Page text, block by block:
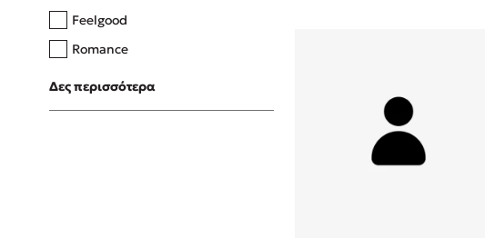
Feelgood
Romance
Upmarket
Young Adult
Δες περισσότερα